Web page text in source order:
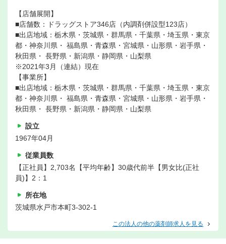
【店舗展開】
■店舗数：ドラッグストア346店（内調剤併設型123店）
■出店地域：栃木県・茨城県・群馬県・千葉県・埼玉県・東京
都・神奈川県・ 福島県・青森県・宮城県・山形県・岩手県・
秋田県・ 長野県・新潟県・静岡県・山梨県
※2021年3月（連結）現在
【事業所】
■出店地域：栃木県・茨城県・群馬県・千葉県・埼玉県・東京
都・神奈川県・ 福島県・青森県・宮城県・山形県・岩手県・
秋田県・ 長野県・新潟県・静岡県・山梨県
設立
1967年04月
従業員数
【正社員】2,703名【平均年齢】30歳代前半【男女比(正社
員)】2：1
所在地
茨城県水戸市本町3-302-1
この法人の他の薬剤師求人を見る